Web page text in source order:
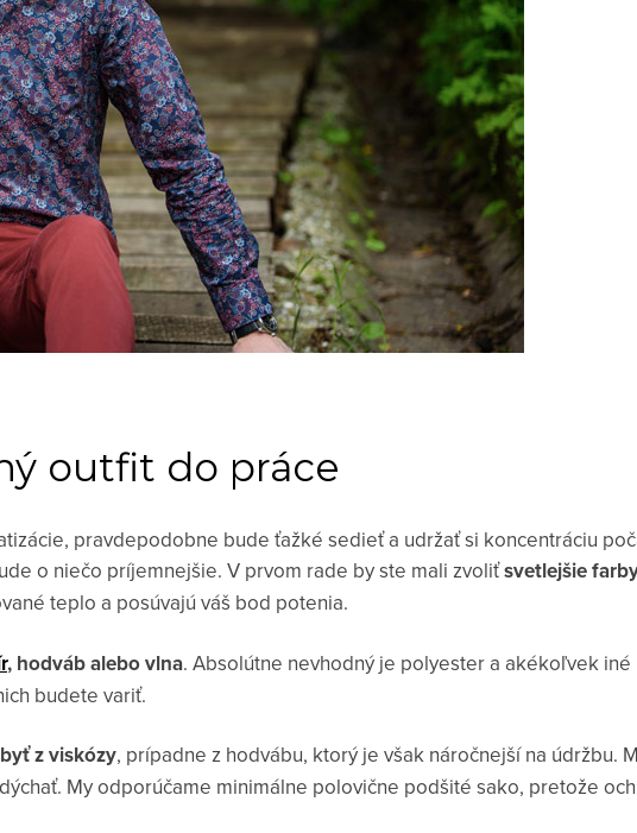
outfit do práce
pravdepodobne bude ťažké sedieť a udržať si koncentráciu
o niečo príjemnejšie. V prvom rade by ste mali zvoliťsvetlejšie
teplo a posúvajú váš bod potenia.
, hodváb alebo vlna. Absolútne nevhodný je polyester a akékoľvek iné
budete variť.
z viskózy, prípadne z hodvábu, ktorý je však náročnejší na údržbu.
My odporúčame minimálne polovične podšité sako, pretože